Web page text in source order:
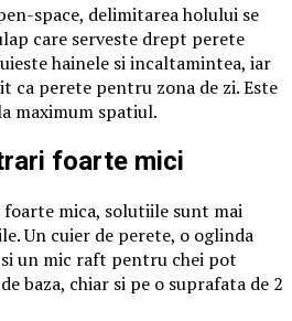
space, delimitarea holului se
care serveste drept perete
hainele si incaltamintea, iar
ca perete pentru zona de zi. Este
maximum spatiul.
foarte mici
mica, solutiile sunt mai
Un cuier de perete, o oglinda
un mic raft pentru chei pot
baza, chiar si pe o suprafata de 2